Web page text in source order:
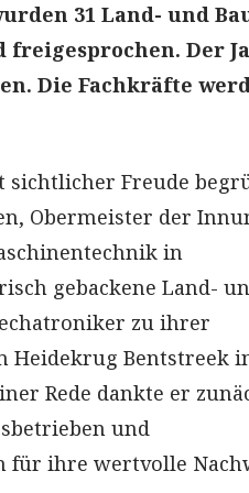
31 Land- und
freigesprochen. Der
Die Fachkräfte
sichtlicher Freude
Obermeister der
in
gebackene Land-
zu ihrer
Heidekrug Bentstreek
Rede dankte er
und
für ihre wertvolle